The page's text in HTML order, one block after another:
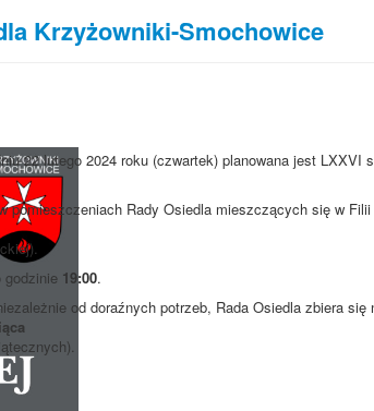
Krzyżowniki-Smochowice
22 lutego 2024 roku (czwartek) planowana jest LXXVI
pomieszczeniach Rady Osiedla mieszczących się w
19:00.
od doraźnych potrzeb, Rada Osiedla zbiera się